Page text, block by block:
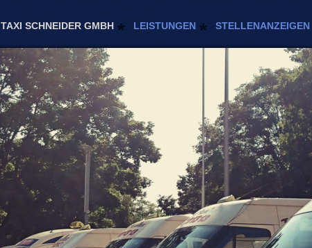
TAXI SCHNEIDER GMBH LEISTUNGEN STELLENANZEIGEN